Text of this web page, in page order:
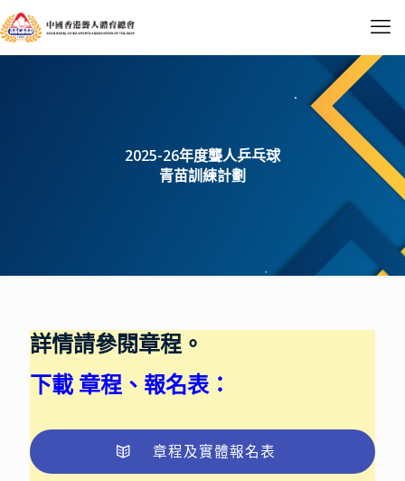
2025-26年度聾人乒乓球
青苗訓練計劃
詳情請參閱章程。
下載 章程、報名表：
章程及實體報名表